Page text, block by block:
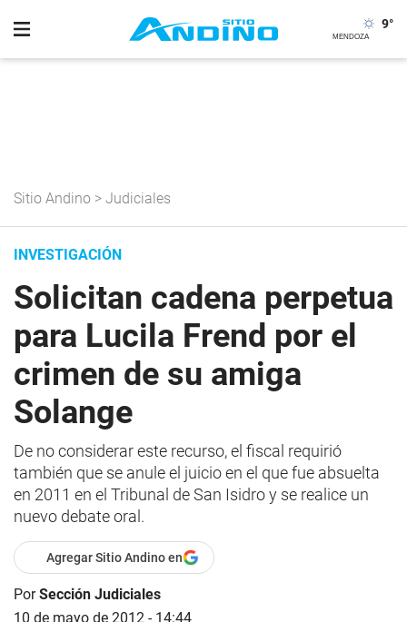
9°
Sitio Andino > Judiciales
INVESTIGACIÓN
Solicitan cadena perpetua
para Lucila Frend por el
crimen de su amiga
Solange
De no considerar este recurso, el fiscal requirió
también que se anule el juicio en el que fue absuelta
en 2011 en el Tribunal de San Isidro y se realice un
nuevo debate oral.
Agregar Sitio Andino en
PorSección Judiciales
10 de mayo de 2012 - 14:44